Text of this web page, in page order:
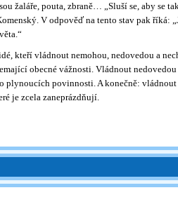
žaláře, pouta, zbraně… „Sluší se, aby se
V odpověď na tento stav pak říká:
kteří vládnout nemohou, nedovedou a
obecné vážnosti. Vládnout
plynoucích povinnosti. A konečně: vládnout
je zcela zaneprázdňují.